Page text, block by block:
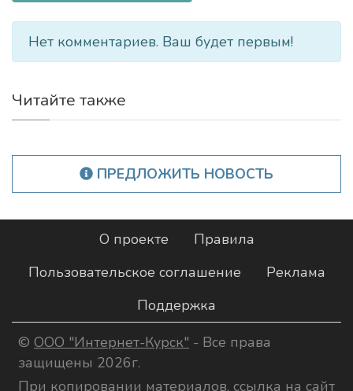
Нет комментариев. Ваш будет первым!
Читайте также
ПРЕДЛОЖИТЬ НОВОСТЬ
О проекте
Правила
Пользовательское соглашение
Реклама
Поддержка
© ООО "Интернет-Курск" - Все права
защищены 2026г.
При копировании материалов, ссылка на сайт